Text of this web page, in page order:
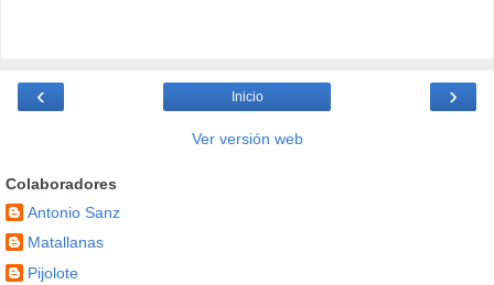
‹ ›
Inicio
Ver versión web
Colaboradores
Antonio Sanz
Matallanas
Pijolote